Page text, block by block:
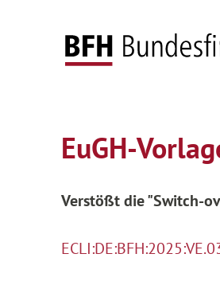
Startseite
EuGH-
Verstößt die "Switch-